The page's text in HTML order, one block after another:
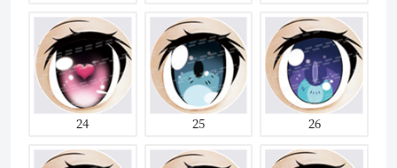
24 25 26